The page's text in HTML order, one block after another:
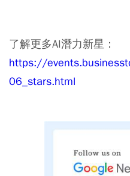
了解更多AI潛力新星：
https://
06_stars.html​